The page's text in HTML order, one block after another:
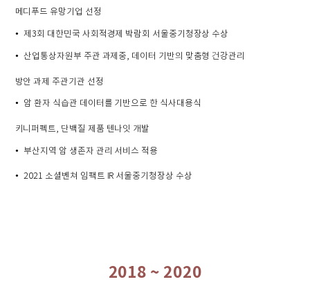
메디푸드 유망기업 선정
•제3회 대한민국 사회적경제 박람회 서울중기청장상 수상
•산업통상자원부 주관 과제중, 데이터 기반의 맞춤형 건강관리
방안 과제 주관기관 선정
• 암 환자 식습관 데이터를 기반으로 한 식사대용식
키니퍼펙트, 단백질 제품 텐나잇 개발
• 부산지역 암 생존자 관리 서비스 적용
•2021 소셜벤쳐 임팩트 IR 서울중기청장상 수상
2018 ~ 2020